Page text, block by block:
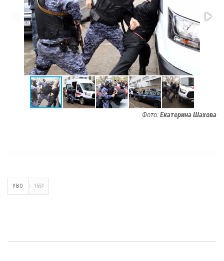
Фото:Екатерина Шахова
УВО 1551